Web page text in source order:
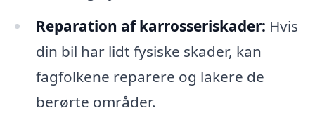
Reparation af karrosseriskader: Hvis
din bil har lidt fysiske skader, kan
fagfolkene reparere og lakere de
berørte områder.